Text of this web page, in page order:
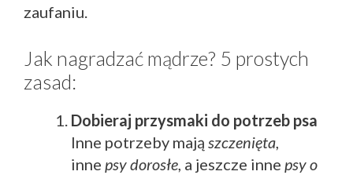
zaufaniu.
Jak nagradzać mądrze? 5 prostych
zasad:
Dobieraj przysmaki do potrzeb psa
Inne potrzeby mają szczenięta
inne psy dorosłe , a jeszcze inne psy o